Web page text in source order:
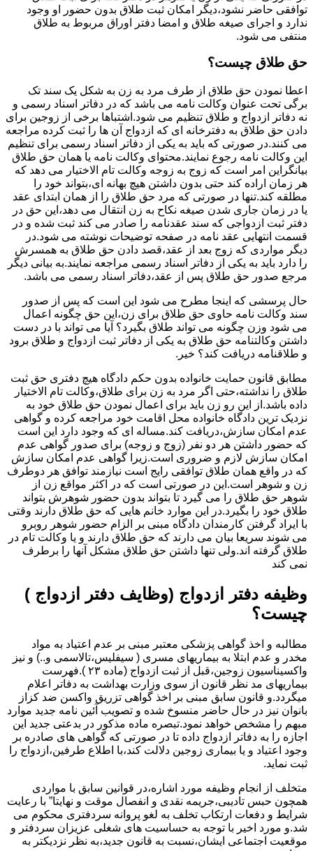
توافقی حاضر نشود،دیگر امکان ثبت طلاق بدون حضور او وجود
ندارد و اجرای صیغه طلاق و امضا دفتر اوراق مربوط به طلاق
منتفی می شود.
حق طلاق چیست؟
اعطا نمودن حق طلاق از طرف مرد به زن به شکل یک سند تک
برگی تحت عنوان وکالت نامه می باشد که در دفاتر اسناد رسمی و
نه دفاتر ازدواج و طلاق تنظیم می شود.اشتباها برخی از زوجین برای
دادن حق طلاق به دفترخانه ای که ازدواج آن ها را ثبت کرده مراجعه
می کنند.در صورتی که باید به یکی از دفاتر اسناد رسمی برای تنظیم
این وکالت نامه رجوع نمایند.محتوای وکالت نامه یا همان حق طلاق
بیانگراین امر است که زوج به زوجه وکالت تام الاختیار می دهد که
هر زمان اراده کند حتی بدون داشتن هیچ بهانه ای،بتواند خود را
مطلقه کند.تنها در صورتی که مرد حق طلاق را از همان ابتدای عقد
یا در زمان جاری شدن صیغه نکاح به زن انتقال می دهد،این حق در
دفتر ثبت ازدواجی که سند عقدنامه را صادر می کند ثبت شده و در
قسمت انتهایی عقد نامه در صفحه توضیحات نوشته می شود.در
دیگر مواردی که زوج بعد از عقد،قصد دادن حق طلاق به همسرش
را دارد باید به یکی از دفاتر اسناد رسمی مراجعه نمایند.به بیانی دیگر
مرجع صدور حق طلاق پس از عقد،دفاتر اسناد رسمی می باشد.
حال پرسشی که اینجا مطرح می شود این است که پس از صدور
سند وکالت نامه حاوی حق طلاق برای زن،این حق چگونه اعمال
می شود وزن چگونه می تواند طلاق بگیرد؟ آیا می تواند با در دست
داشتن وکالتنامه حق طلاق به یکی از دفاتر ثبت ازدواج و طلاق برود
و طلاقنامه دریافت کند؟ خیر.
مطابق قانون حمایت خانواده بدون حکم دادگاه هیچ دفتری حق ثبت
طلاق را نداشته،حتی اگر مرد به زن برای طلاق،وکالت تام الاختیار
داده باشد.از این رو زن باید برای اعمال نمودن حق طلاق خود به
نزدیک ترین دادگاه خانواده محل اقامت خود مراجعه کرده و گواهی
عدم امکان سازش،دریافت کند.مساله ای که وجود دارد این است
که حضور داشتن هر دو نفر (زوج و زوجه) برای صدور گواهی عدم
امکان سازش لازم و ضروری است.زیرا گواهی عدم امکان سازش
که در واقع همان طلاق توافقی رایج است نیازمند توافق هر دوطرف
زن و شوهر است.این در صورتی است که در اکثر مواقع زن از
شوهر حق طلاق را می گیرد تا بتواند بدون حضور شوهرش بتواند
طلاق خود را بگیرد.در این موارد خانم هایی که حق طلاق دارند وقتی
با ایراد گرفتن کارمندان دادگاه مبنی بر الزام حضور شوهر روبرو
می شوند سریعا بیان می دارند که حق طلاق دارند و یا وکالت تام در
طلاق گرفته اند.ولی تنها داشتن حق طلاق مشکل آنها را برطرف
نمی کند
وظیفه دفتر ازدواج (وظایف دفتر ازدواج )
چیست؟
مطالبه و اخذ گواهی پزشکی معتبر مبنی بر عدم اعتیاد به مواد
مخدر و عدم ابتلا به بیماریهای مسری ( سیفلیس،تالاسمی و..) و نیز
واکسیناسیون زوجین،قبل از ثبت ازدواج (ماده ۲۳ ).فهرست
بیماریهای مد نظر قانون از سوی وزارت بهداشت به دفاتر اعلام
میگردد.و قانون سابق مبنی بر اخذ گواهی تزریق واکسن ضد کزاز
بانوان نیز در حال حاضر منسوخ شده و تصویب آئین نامه جدید موارد
مبهم را مشخص خواهد نمود.تبصره ماده مذکور در بدعتی جدید این
اجازه را به دفاتر ازدواج داده تا در صورتی که گواهی های صادره بر
وجود اعتیاد و یا بیماری زوجین دلالت کند،با اطلاع طرفین،ازدواج را
ثبت نماید.
متخلف از انجام وظیفه مورد اشاره،در قوانین سابق با مواردی
همچون حبس تادیبی،جریمه نقدی و انفصال موقت و نهایتا” با رعایت
شرایط و دفعات ارتکاب تخلف به لغو پروانه سردفتری محکوم می
شد.و مورد اخیر با توجه به حساسیت های شغلی عزیزان سردفتر و
موقعیت اجتماعی ایشان،نسبت به قانون جدید،به نظر نزدیکتر به